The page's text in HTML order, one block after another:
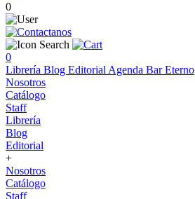
0
0
Librería Blog Editorial Agenda Bar Eterno
Nosotros
Catálogo
Staff
Librería
Blog
Editorial
+
Nosotros
Catálogo
Staff